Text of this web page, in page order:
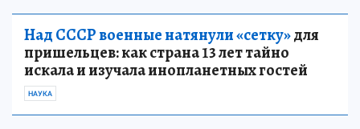
Над СССР военные натянули «сетку»для
пришельцев: как страна 13 лет тайно
искала и изучала инопланетных гостей
НАУКА